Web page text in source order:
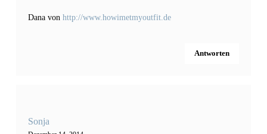
Dana vonhttp://www.howimetmyoutfit.de
Antworten
Sonja